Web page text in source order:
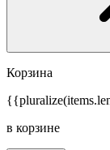
Корзина
в корзине